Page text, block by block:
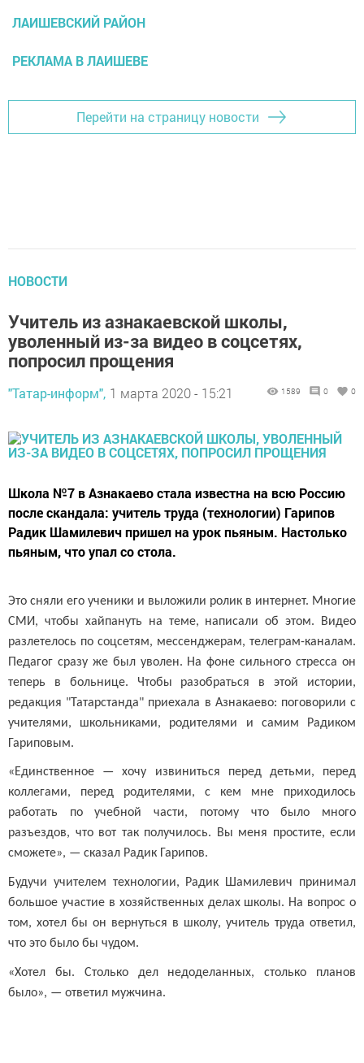
ЛАИШЕВСКИЙ РАЙОН
РЕКЛАМА В ЛАИШЕВЕ
Перейти на страницу новости
НОВОСТИ
Учитель из азнакаевской школы,
уволенный из-за видео в соцсетях,
попросил прощения
"Татар-информ", 1 марта 2020 - 15:21 1589 0 0
Школа №7 в Азнакаево стала известна на всю Россию
после скандала: учитель труда (технологии) Гарипов
Радик Шамилевич пришел на урок пьяным. Настолько
пьяным, что упал со стола.
Это сняли его ученики и выложили ролик в интернет. Многие
СМИ, чтобы хайпануть на теме, написали об этом. Видео
разлетелось по соцсетям, мессенджерам, телеграм-каналам.
Педагог сразу же был уволен. На фоне сильного стресса он
теперь в больнице. Чтобы разобраться в этой истории,
редакция "Татарстанда" приехала в Азнакаево: поговорили с
учителями, школьниками, родителями и самим Радиком
Гариповым.
«Единственное — хочу извиниться перед детьми, перед
коллегами, перед родителями, с кем мне приходилось
работать по учебной части, потому что было много
разъездов, что вот так получилось. Вы меня простите, если
сможете», — сказал Радик Гарипов.
Будучи учителем технологии, Радик Шамилевич принимал
большое участие в хозяйственных делах школы. На вопрос о
том, хотел бы он вернуться в школу, учитель труда ответил,
что это было бы чудом.
«Хотел бы. Столько дел недоделанных, столько планов
было», — ответил мужчина.